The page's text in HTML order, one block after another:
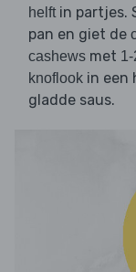
helft in partjes.
pan en giet de
cashews met
knoflook in een
gladde saus.